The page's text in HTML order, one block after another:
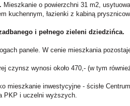
Mieszkanie o powierzchni 31 m2,
kuchennym, łazienki z kabiną
i pełnego zieleni dziedzińca.
panele. W cenie mieszkania
czynsz wynosi około 470,- (w tym
mieszkanie inwestycyjne - ścisłe
PKP i uczelni wyższych.